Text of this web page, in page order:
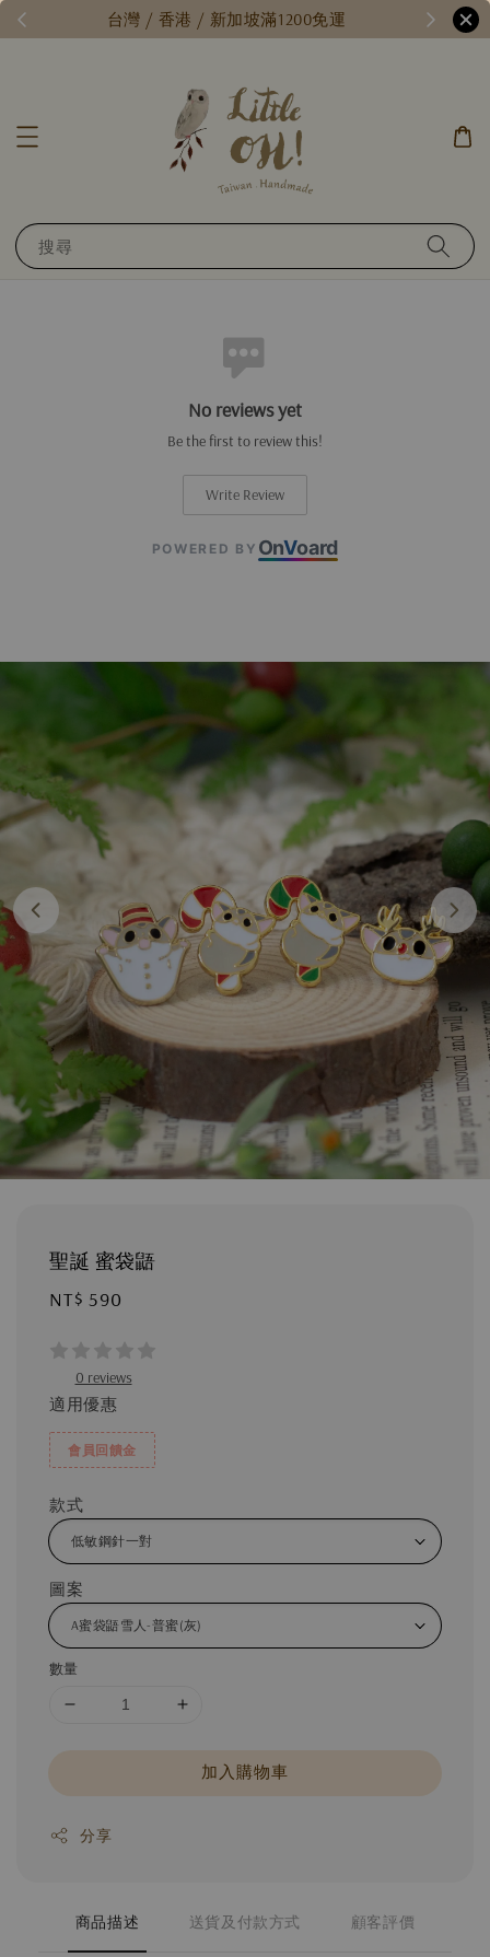
每月15號，小確幸日 // 全館限時免運 //
搜尋
聖誕 蜜袋鼯
Regular
NT$ 590
0 reviews
適用優惠
會員回饋金
款式
圖案
數量
加入購物車
分享
商品描述 送貨及付款方式 顧客評價
No reviews yet
Be the first to review this!
Write Review
POWERED BY OnVoard